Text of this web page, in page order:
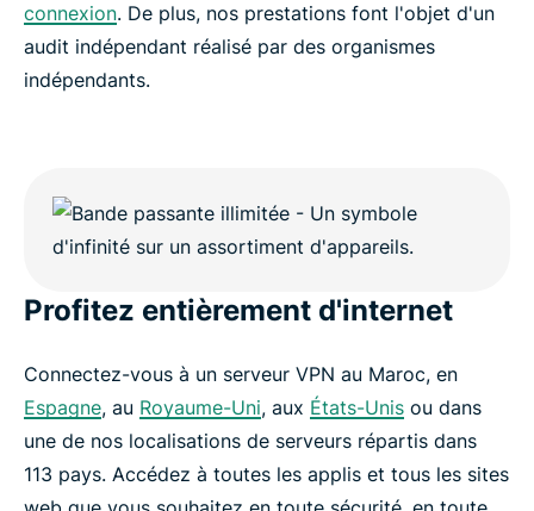
connexion. De plus, nos prestations font l'objet d'un
audit indépendant réalisé par des organismes
indépendants.
Profitez entièrement d'internet
Connectez-vous à un serveur VPN au Maroc, en
Espagne, au Royaume-Uni, aux États-Unis ou dans
une de nos localisations de serveurs répartis dans
113 pays. Accédez à toutes les applis et tous les sites